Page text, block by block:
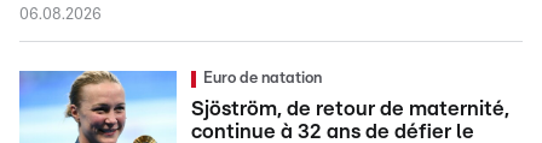
06.08.2026
Euro de natation
Sjöström, de retour de maternité,
continue à 32 ans de défier le